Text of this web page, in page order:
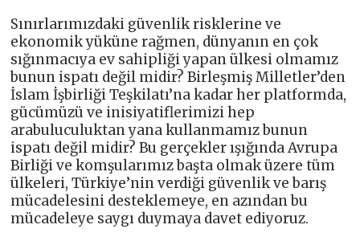
Sınırlarımızdaki güvenlik risklerine ve
ekonomik yüküne rağmen, dünyanın en çok
sığınmacıya ev sahipliği yapan ülkesi olmamız
bunun ispatı değil midir? Birleşmiş Milletler’den
İslam İşbirliği Teşkilatı’na kadar her platformda,
gücümüzü ve inisiyatiflerimizi hep
arabuluculuktan yana kullanmamız bunun
ispatı değil midir? Bu gerçekler ışığında Avrupa
Birliği ve komşularımız başta olmak üzere tüm
ülkeleri, Türkiye’nin verdiği güvenlik ve barış
mücadelesini desteklemeye, en azından bu
mücadeleye saygı duymaya davet ediyoruz.